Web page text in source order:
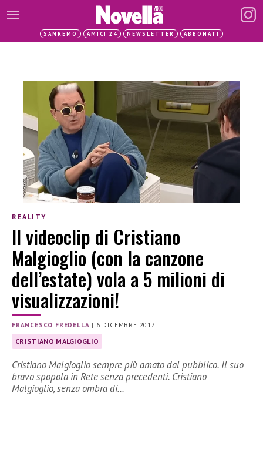
SANREMO AMICI 24 NEWSLETTER ABBONATI
REALITY
Il videoclip di Cristiano
Malgioglio (con la canzone
dell’estate) vola a 5 milioni di
visualizzazioni!
FRANCESCO FREDELLA | 6 DICEMBRE 2017
CRISTIANO MALGIOGLIO
Cristiano Malgioglio sempre più amato dal pubblico. Il suo
bravo spopola in Rete senza precedenti. Cristiano
Malgioglio, senza ombra di…